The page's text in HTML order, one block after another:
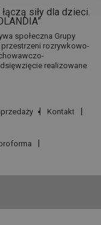
siły dla dzieci.
społeczna Grupy
przestrzeni rozrywkowo-
realizowane
Kontakt